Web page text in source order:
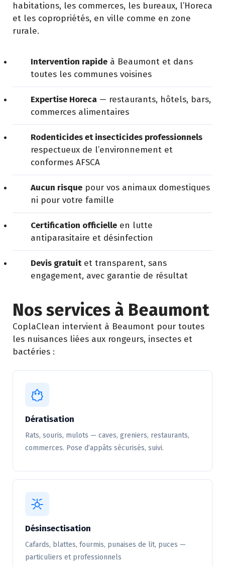
habitations, les commerces, les bureaux, l’Horeca
et les copropriétés, en ville comme en zone
rurale.
Intervention rapide à Beaumont et dans
toutes les communes voisines
Expertise Horeca — restaurants, hôtels, bars,
commerces alimentaires
Rodenticides et insecticides professionnels
respectueux de l’environnement et
conformes AFSCA
Aucun risque pour vos animaux domestiques
ni pour votre famille
Certification officielle en lutte
antiparasitaire et désinfection
Devis gratuitet transparent, sans
engagement, avec garantie de résultat
Nos services à Beaumont
CoplaClean intervient à Beaumont pour toutes
les nuisances liées aux rongeurs, insectes et
bactéries :
Dératisation
Rats, souris, mulots — caves, greniers, restaurants,
commerces. Pose d’appâts sécurisés, suivi.
Désinsectisation
Cafards, blattes, fourmis, punaises de lit, puces —
particuliers et professionnels